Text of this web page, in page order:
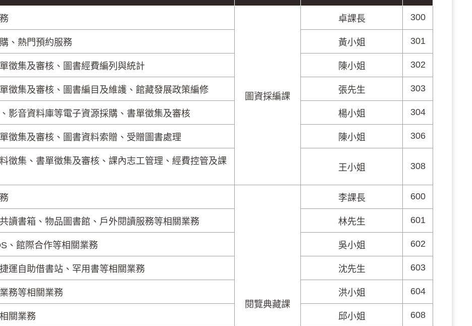
圖資採編課
卓課長 300
、熱門預約服務 黃小姐 301
徵集及審核、圖書經費編列與統計 陳小姐 302
徵集及審核、圖書編目及維護、館藏發展政策編修 張先生 303
影音資料庫等電子資源採購、書單徵集及審核 楊小姐 304
徵集及審核、圖書資料索贈、受贈圖書處理 陳小姐 306
徵集、書單徵集及審核、課內志工管理、經費控管及課
王小姐 308
閱覽典藏課
李課長 600
讀書箱、物品圖書館、戶外閱讀服務等相關業務 林先生 601
、館際合作等相關業務 吳小姐 602
運自助借書站、罕用書等相關業務 沈先生 603
務等相關業務 洪小姐 604
關業務 邱小姐 608